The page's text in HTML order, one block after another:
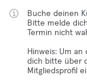
Buche deinen
Bitte melde
Termin nicht
Hinweis: Um
dich bitte über
Mitgliedsprofil